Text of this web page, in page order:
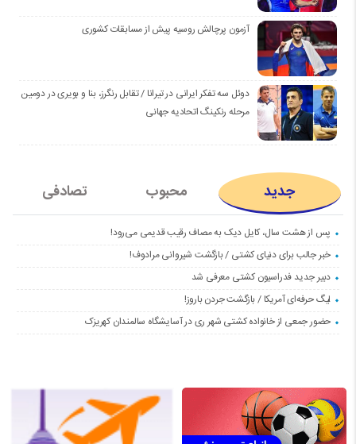
آزمون پرچالش روسیه پیش از مسابقات کشوری
دوئل سه تفکر ایرانی در تیرانا / تقابل رنگرز، بنا و بویری در دومین
مرحله رنکینگ اتحادیه جهانی
جدید محبوب تصادفی
پس از هشت سال، کایل دیک به مصاف رقیب قدیمی می‌رود!
خبر جالب برای دنیای کشتی / بازگشت شیروانی مرادوف!
دبیر جدید فدراسیون کشتی معرفی شد
لیگ حرفه‌ای آمریکا / بازگشت جردن باروز!
حضور جمعی از خانواده کشتی شهر ری در آسایشگاه سالمندان کهریزک